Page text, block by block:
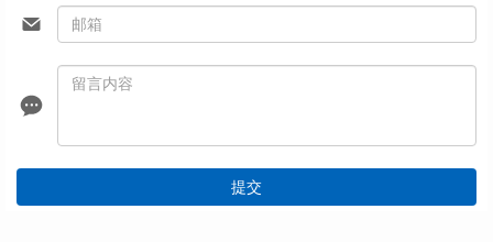
提交